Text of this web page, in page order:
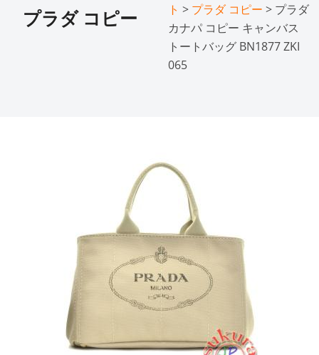
プラダ コピー
ト > プラダ コピー > プラダ
カナパ コピー キャンバス
トートバッグ BN1877 ZKI
065